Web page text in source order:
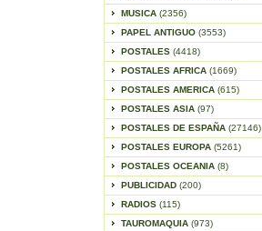
MUSICA (2356)
PAPEL ANTIGUO (3553)
POSTALES (4418)
POSTALES AFRICA (1669)
POSTALES AMERICA (615)
POSTALES ASIA (97)
POSTALES DE ESPAÑA (27146)
POSTALES EUROPA (5261)
POSTALES OCEANIA (8)
PUBLICIDAD (200)
RADIOS (115)
TAUROMAQUIA (973)